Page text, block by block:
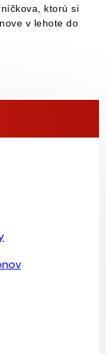
ktorú si
v lehote do